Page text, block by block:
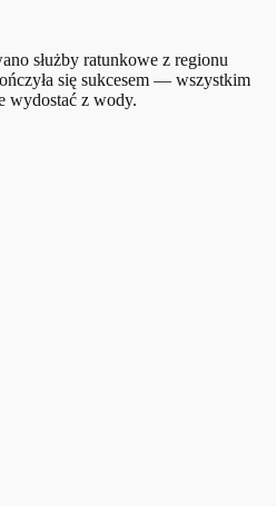
służby ratunkowe z regionu
się sukcesem — wszystkim
wydostać z wody.